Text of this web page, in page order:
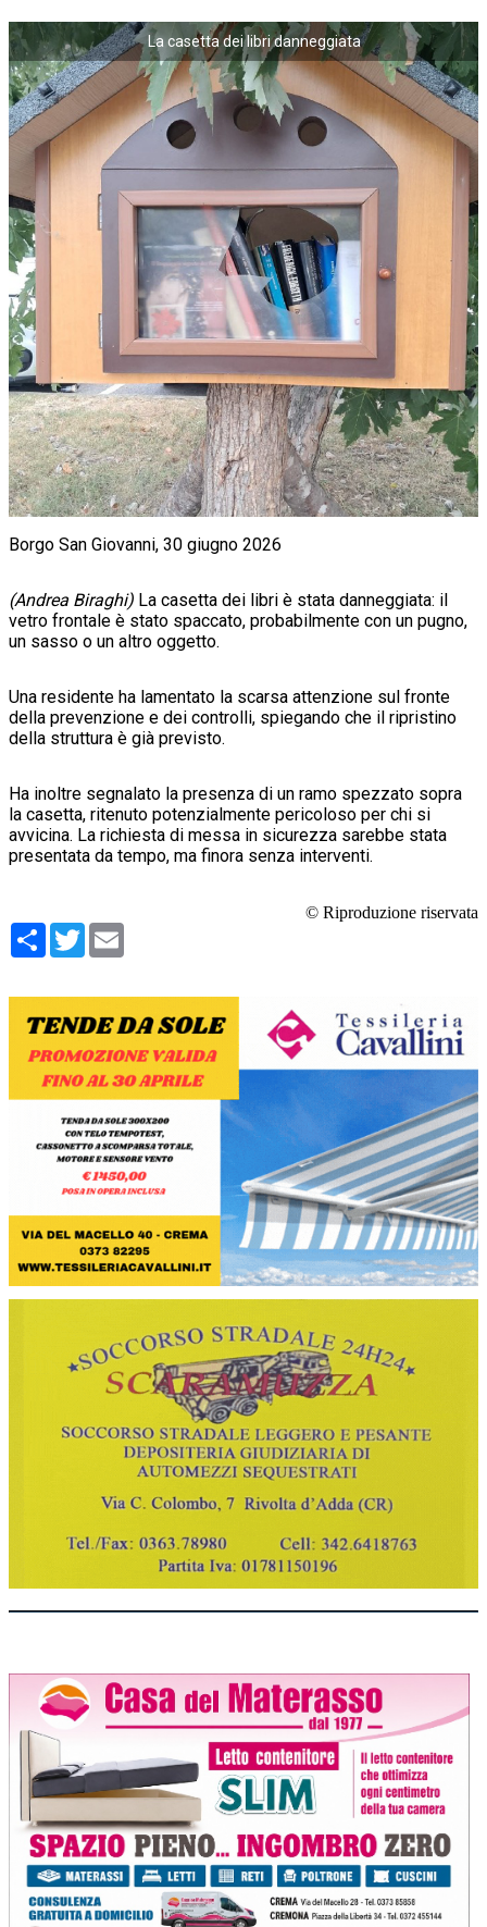
La casetta dei libri danneggiata
Borgo San Giovanni, 30 giugno 2026
(Andrea Biraghi) La casetta dei libri è stata danneggiata: il
vetro frontale è stato spaccato, probabilmente con un pugno,
un sasso o un altro oggetto.
Una residente ha lamentato la scarsa attenzione sul fronte
della prevenzione e dei controlli, spiegando che il ripristino
della struttura è già previsto.
Ha inoltre segnalato la presenza di un ramo spezzato sopra
la casetta, ritenuto potenzialmente pericoloso per chi si
avvicina. La richiesta di messa in sicurezza sarebbe stata
presentata da tempo, ma finora senza interventi.
© Riproduzione riservata
Condividi
Twitter